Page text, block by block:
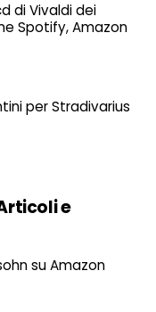
di Vivaldi dei
Spotify, Amazon
per Stradivarius
e
su Amazon